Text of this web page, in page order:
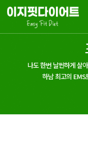
나도 한번 날씬하게 살
하남 최고의